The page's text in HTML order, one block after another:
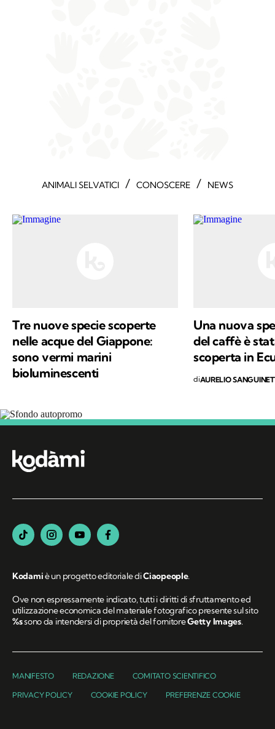
ANIMALI SELVATICI / CONOSCERE / NEWS
Tre nuove specie scoperte
nelle acque del Giappone:
sono vermi marini
bioluminescenti
Una nuova
del caffè è
scoperta in
diAURELIO
Segui Kodami
sui canali social
Kodamiè un progetto editoriale diCiaopeople.
Ove non espressamente indicato, tutti i diritti di sfruttamento ed
utilizzazione economica del materiale fotografico presente sul sito
%ssono da intendersi di proprietà del fornitoreGetty Images.
MANIFESTO REDAZIONE COMITATO SCIENTIFICO
PRIVACY POLICY COOKIE POLICY PREFERENZE COOKIE